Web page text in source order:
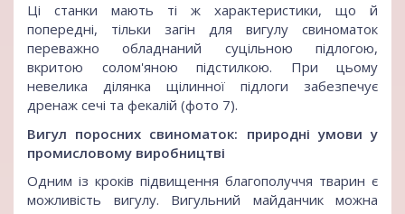
Ці станки мають ті ж характеристики, що й
попередні, тільки загін для вигулу свиноматок
переважно обладнаний суцільною підлогою,
вкритою солом'яною підстилкою. При цьому
невелика ділянка щілинної підлоги забезпечує
дренаж сечі та фекалій (фото 7).
Вигул поросних свиноматок: природні умови у
промисловому виробництві
Одним із кроків підвищення благополуччя тварин є
можливість вигулу. Вигульний майданчик можна